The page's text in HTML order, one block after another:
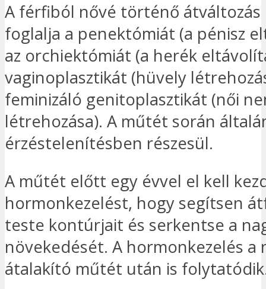
A férfiból nővé történő átváltozás
foglalja a penektómiát (a pénisz
az orchiektómiát (a herék
vaginoplasztikát (hüvely
feminizáló genitoplasztikát (női
létrehozása). A műtét során
érzéstelenítésben részesül.
A műtét előtt egy évvel el kell
hormonkezelést, hogy segítsen
teste kontúrjait és serkentse a
növekedését. A hormonkezelés a
átalakító műtét után is